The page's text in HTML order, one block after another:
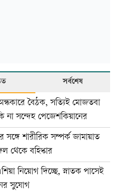
সর্বশেষ
বৈঠক, সত্যিই মোজতবা
না সন্দেহ পেজেশকিয়ানের
সঙ্গে শারীরিক সম্পর্ক জামায়াত
থেকে বহিষ্কার
নিয়োগ দিচ্ছে, স্নাতক পাসেই
সুযোগ